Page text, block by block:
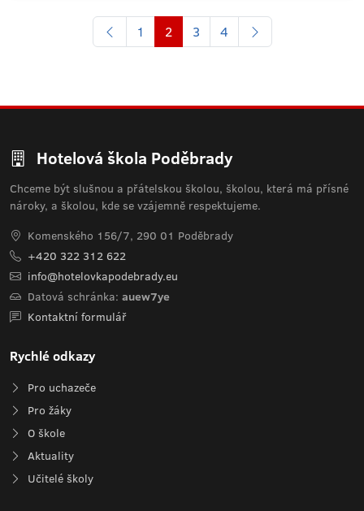
1 2 3 4
Hotelová škola Poděbrady
Chceme být slušnou a přátelskou školou, školou, která má přísné
nároky, a školou, kde se vzájemně respektujeme.
Komenského 156/7, 290 01 Poděbrady
+420 322 312 622
info@hotelovkapodebrady.eu
Datová schránka: auew7ye
Kontaktní formulář
Rychlé odkazy
Pro uchazeče
Pro žáky
O škole
Aktuality
Učitelé školy